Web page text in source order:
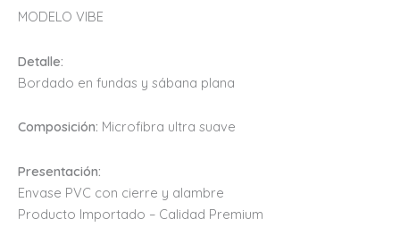
MODELO VIBE
Detalle:
Bordado en fundas y sábana plana
Composición: Microfibra ultra suave
Presentación:
Envase PVC con cierre y alambre
Producto Importado – Calidad Premium